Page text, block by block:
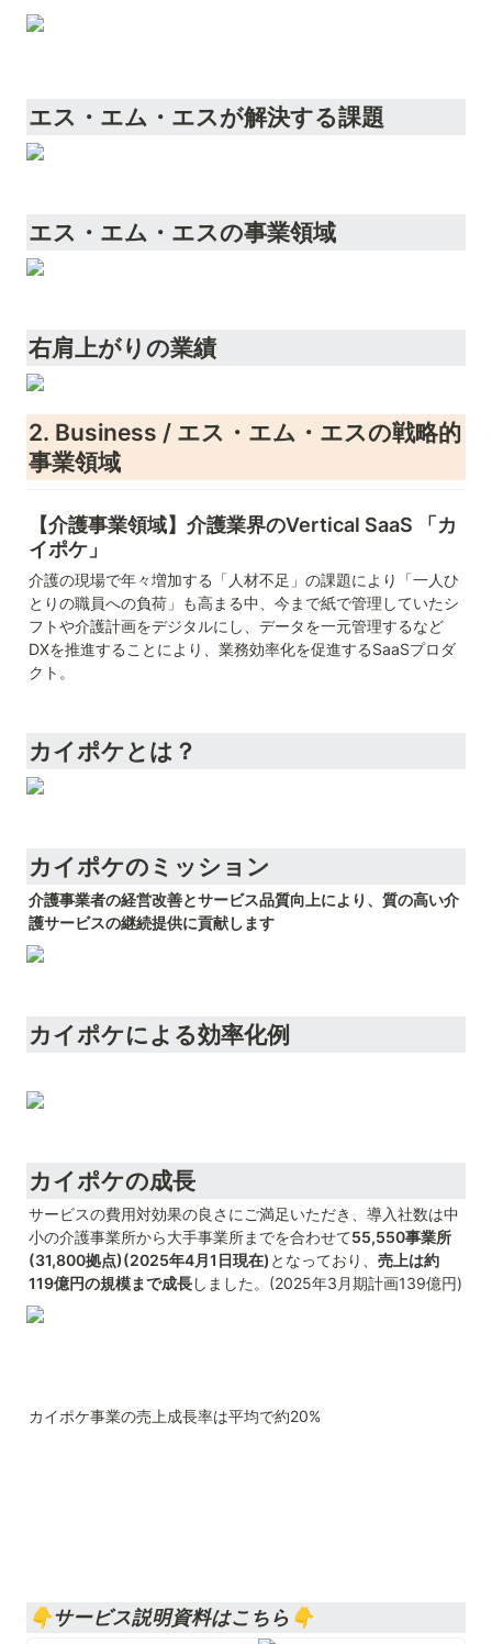
エス・エム・エスが解決する課題
エス・エム・エスの事業領域
右肩上がりの業績
2. Business / エス・エム・エスの戦略的
事業領域
【介護事業領域】介護業界のVertical SaaS 「カ
イポケ」
介護の現場で年々増加する「人材不足」の課題により「一人ひ
とりの職員への負荷」も高まる中、今まで紙で管理していたシ
フトや介護計画をデジタルにし、データを一元管理するなど
DXを推進することにより、業務効率化を促進するSaaSプロダ
クト。
カイポケとは？
カイポケのミッション
介護事業者の経営改善とサービス品質向上により、質の高い介
護サービスの継続提供に貢献します
カイポケによる効率化例
カイポケの成長
サービスの費用対効果の良さにご満足いただき、導入社数は中
小の介護事業所から大手事業所までを合わせて55,550事業所
(31,800拠点)(2025年4月1日現在)となっており、 売上は約
119億円の規模まで成長しました。(2025年3月期計画139億円)
カイポケ事業の売上成長率は平均で約20%
👇サービス説明資料はこちら👇